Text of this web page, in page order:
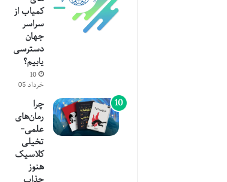
کمیاب از
سراسر
جهان
دسترسی
یابیم؟
10
خرداد 05
چرا
رمان‌های
علمی-
تخیلی
کلاسیک
هنوز